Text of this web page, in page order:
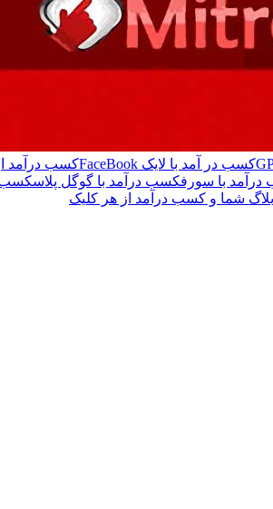
کسب در آمد با لایک FaceBook کسب درآمد
با سورفکسب درآمد با گوگل پلاسکسب
شما و کسب درآمد از هر کلیک